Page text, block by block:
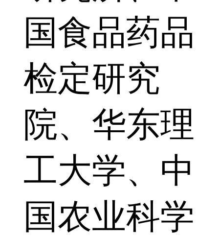
国食品药品
检定研究
院、华东理
工大学、中
国农业科学